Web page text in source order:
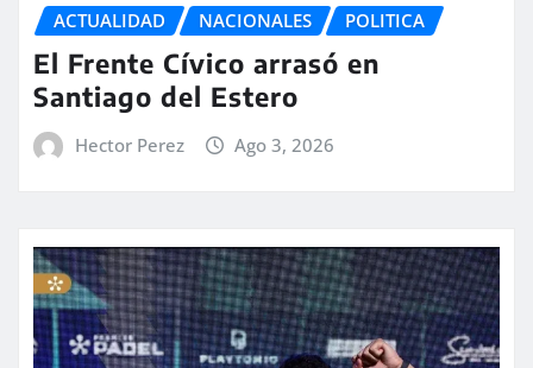
ACTUALIDAD NACIONALES POLITICA
El Frente Cívico arrasó en
Santiago del Estero
Hector Perez Ago 3, 2026